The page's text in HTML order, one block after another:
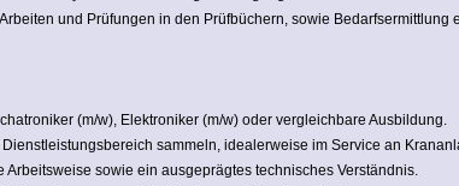
und Prüfungen in den Prüfbüchern, sowie Bedarfsermittlung
(m/w), Elektroniker (m/w) oder vergleichbare Ausbildung.
sammeln, idealerweise im Service an
sowie ein ausgeprägtes technisches Verständnis.